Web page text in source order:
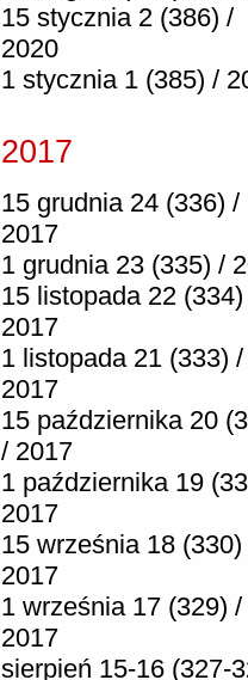
15 stycznia 2 (386) /
2020
1 stycznia 1 (385) /
2017
15 grudnia 24 (336) /
2017
1 grudnia 23 (335) /
15 listopada 22
2017
1 listopada 21 (333) /
2017
15 października 20
/ 2017
1 października 19
2017
15 września 18 (330)
2017
1 września 17 (329) /
2017
sierpień 15-16 (327-